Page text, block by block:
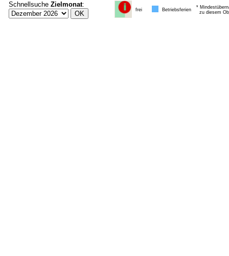
Schnellsuche Zielmonat:
frei Betriebsferien
*
zu diesem